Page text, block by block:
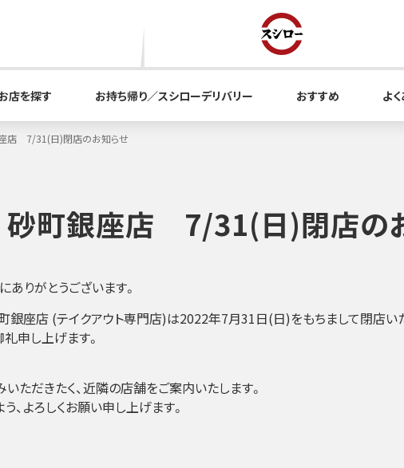
店を探す お持ち帰り／スシローデリバリー おすすめ よ
店 7/31(日)閉店のお知らせ
砂町銀座店 7/31(日)閉店の
りがとうございます。
銀座店 (テイクアウト専門店)は2022年7月31日(日)をもちまして閉店い
申し上げます。
ただきたく、近隣の店舗をご案内いたします。
、よろしくお願い申し上げます。